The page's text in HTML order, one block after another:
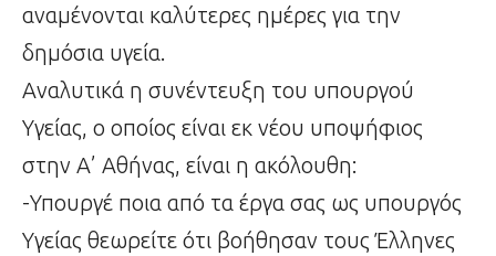
αναμένονται καλύτερες ημέρες για την
δημόσια υγεία.
Αναλυτικά η συνέντευξη του υπουργού
Υγείας, ο οποίος είναι εκ νέου υποψήφιος
στην Α’ Αθήνας, είναι η ακόλουθη:
-Υπουργέ ποια από τα έργα σας ως υπουργός
Υγείας θεωρείτε ότι βοήθησαν τους Έλληνες